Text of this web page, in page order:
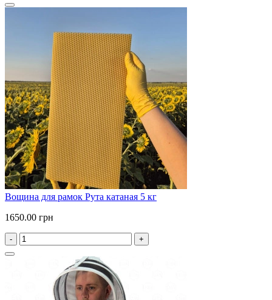
Вощина для рамок Рута катаная 5 кг
1650.00 грн
- +